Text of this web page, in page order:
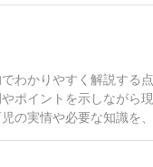
わかりやすく解説する
ポイントを示しながら
の実情や必要な知識を